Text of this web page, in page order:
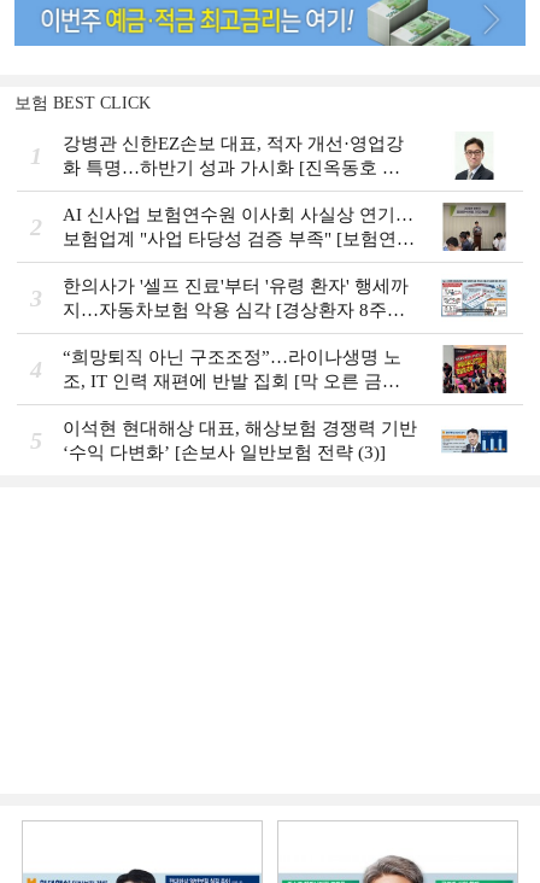
보험 BEST CLICK
1
강병관 신한EZ손보 대표, 적자 개선·영업강
화 특명…하반기 성과 가시화 [진옥동호 신
한금융, 부스트업 점검]
2
AI 신사업 보험연수원 이사회 사실상 연기…
보험업계 "사업 타당성 검증 부족" [보험연수
원 AI사업 논란]
3
한의사가 '셀프 진료'부터 '유령 환자' 행세까
지…자동차보험 악용 심각 [경상환자 8주룰
도입 초읽기]
4
“희망퇴직 아닌 구조조정”…라이나생명 노
조, IT 인력 재편에 반발 집회 [막 오른 금융
권 하투(夏鬪)]
5
이석현 현대해상 대표, 해상보험 경쟁력 기반
‘수익 다변화ʼ [손보사 일반보험 전략 (3)]